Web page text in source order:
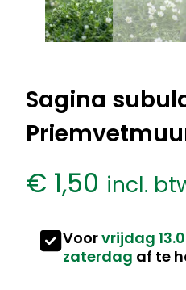
Sagina
€ 1,50 incl.
Voorvrijdag
zaterdag af te